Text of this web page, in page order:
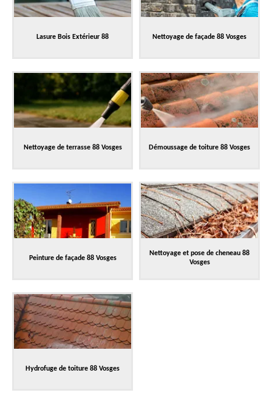
Lasure Bois Extérieur 88 Nettoyage de façade 88 Vosges
Nettoyage de terrasse 88 Vosges Démoussage de toiture 88 Vosges
Peinture de façade 88 Vosges
Nettoyage et pose de cheneau 88
Vosges
Hydrofuge de toiture 88 Vosges